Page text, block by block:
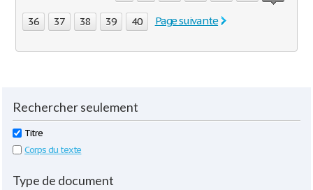
36 37 38 39 40 Page suivante
Rechercher seulement
Titre
Corps du texte
Type de document